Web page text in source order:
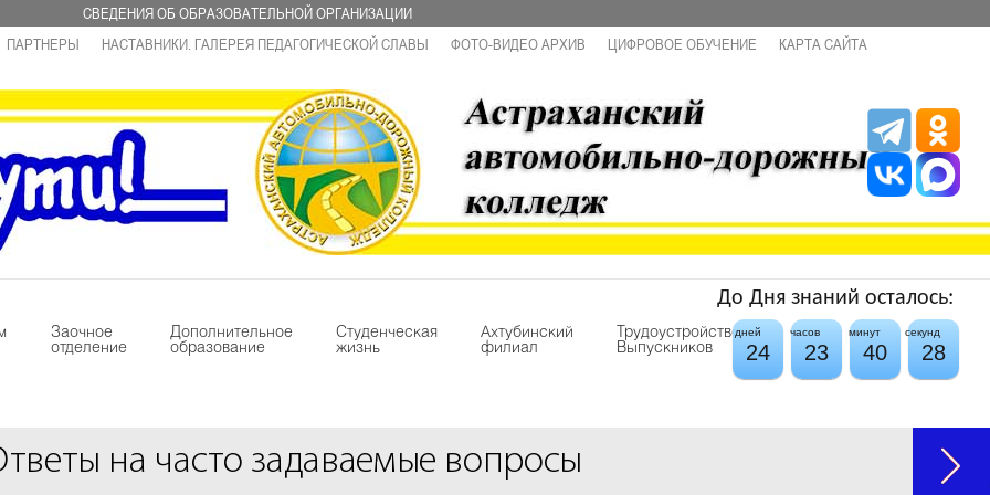
СВЕДЕНИЯ ОБ ОБРАЗОВАТЕЛЬНОЙ ОРГАНИЗАЦИИ
ПАРТНЕРЫ
НАСТАВНИКИ. ГАЛЕРЕЯ ПЕДАГОГИЧЕСКОЙ СЛАВЫ ФОТО-ВИДЕО АРХИВ ЦИФРОВОЕ ОБУЧЕНИЕ КАРТА САЙТА
Заочное
отделение
Дополнительное
образование
Студенческая
жизнь
Ахтубинский
филиал
Трудоустройство
Выпускников
До Дня знаний осталось:
дней часов минут секунд
24 23 40 27
на часто задаваемые вопросы